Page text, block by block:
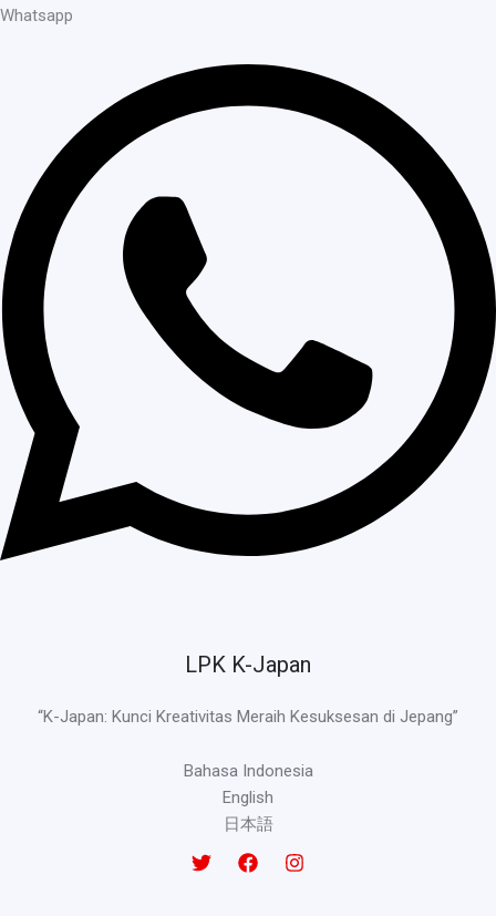
Whatsapp
LPK K-Japan
“K-Japan: Kunci Kreativitas Meraih Kesuksesan di Jepang”
Bahasa Indonesia
English
日本語